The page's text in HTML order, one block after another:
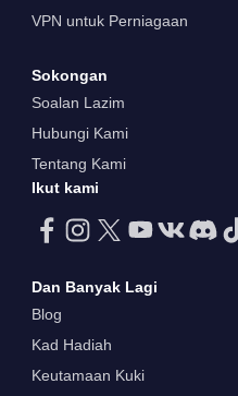
VPN untuk Perniagaan
Sokongan
Soalan Lazim
Hubungi Kami
Tentang Kami
Ikut kami
Dan Banyak Lagi
Blog
Kad Hadiah
Keutamaan Kuki